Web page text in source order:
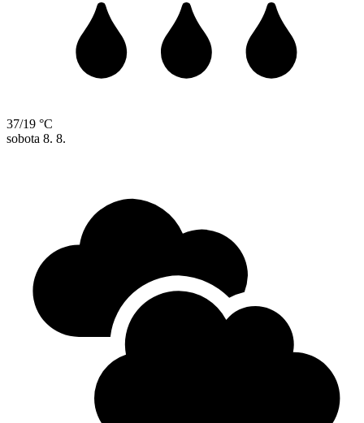
37/19 °C
sobota 8. 8.